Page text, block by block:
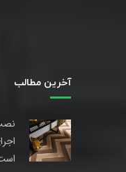
آخرین مطالب